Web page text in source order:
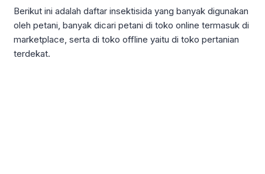
Berikut ini adalah daftar insektisida yang banyak digunakan
oleh petani, banyak dicari petani di toko online termasuk di
marketplace, serta di toko offline yaitu di toko pertanian
terdekat.